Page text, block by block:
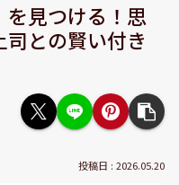
見つける！思
との賢い付き
2026.05.20